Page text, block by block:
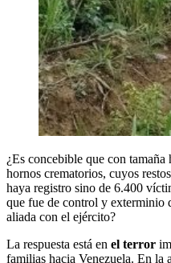
¿Es concebible que con
hornos crematorios, cuyos
haya registro sino de 6.400
que fue de control y exterminio
aliada con el ejército?
La respuesta está en el terror
familias hacia Venezuela. En la